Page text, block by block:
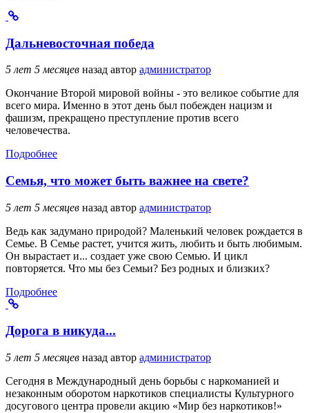
Дальневосточная победа
5 лет 5 месяцев назад автор администратор
Окончание Второй мировой войны - это великое событие для
всего мира. Именно в этот день был побежден нацизм и
фашизм, прекращено преступление против всего
человечества.
Подробнее
Семья, что может быть важнее на свете?
5 лет 5 месяцев назад автор администратор
Ведь как задумано природой? Маленький человек рождается в
Семье. В Семье растет, учится жить, любить и быть любимым.
Он вырастает и... создает уже свою Семью. И цикл
повторяется. Что мы без Семьи? Без родных и близких?
Подробнее
Дорога в никуда...
5 лет 5 месяцев назад автор администратор
Сегодня в Международный день борьбы с наркоманией и
незаконным оборотом наркотиков специалисты Культурного
досугового центра провели акцию «Мир без наркотиков!»